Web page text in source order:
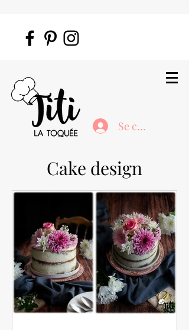
Se connecter
Cake design